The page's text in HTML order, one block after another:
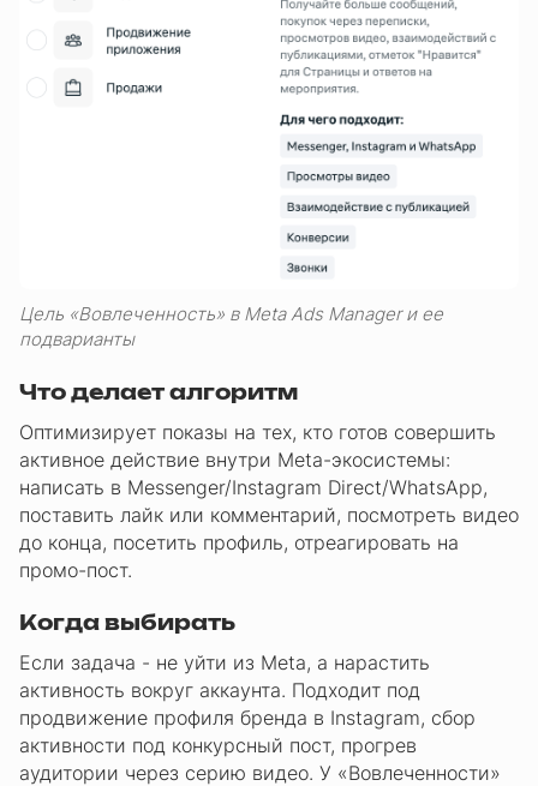
Цель «Вовлеченность» в Meta Ads Manager и ее
подварианты
Что делает алгоритм
Оптимизирует показы на тех, кто готов совершить
активное действие внутри Meta-экосистемы:
написать в Messenger/Instagram Direct/WhatsApp,
поставить лайк или комментарий, посмотреть видео
до конца, посетить профиль, отреагировать на
промо-пост.
Когда выбирать
Если задача - не уйти из Meta, а нарастить
активность вокруг аккаунта. Подходит под
продвижение профиля бренда в Instagram, сбор
активности под конкурсный пост, прогрев
аудитории через серию видео. У «Вовлеченности»